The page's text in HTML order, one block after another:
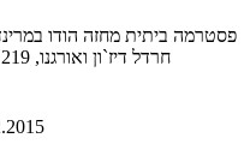
פסטרמה ביתית מחזה הודו
חרדל דיז`ון ואורגנו, 219 קלוריות למנה, 121 קלוריות ל-100 גרם